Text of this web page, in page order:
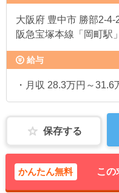
大阪府 豊中市 勝部2-4-
阪急宝塚本線「岡町駅
給与
・月収 28.3万円～
保存する
かんたん無料 この